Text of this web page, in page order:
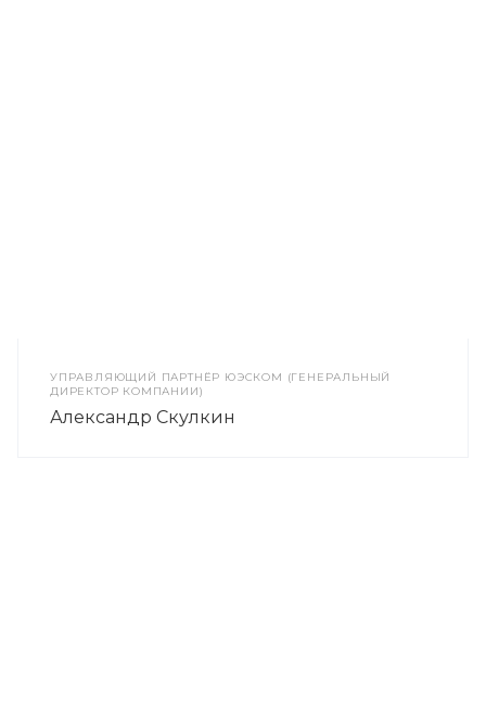
УПРАВЛЯЮЩИЙ ПАРТНЁР ЮЭСКОМ (ГЕНЕРАЛЬНЫЙ
ДИРЕКТОР КОМПАНИИ)
Александр Скулкин